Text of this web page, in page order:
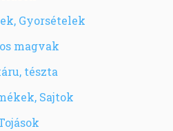
Gyorsételek
magvak
tészta
Sajtok